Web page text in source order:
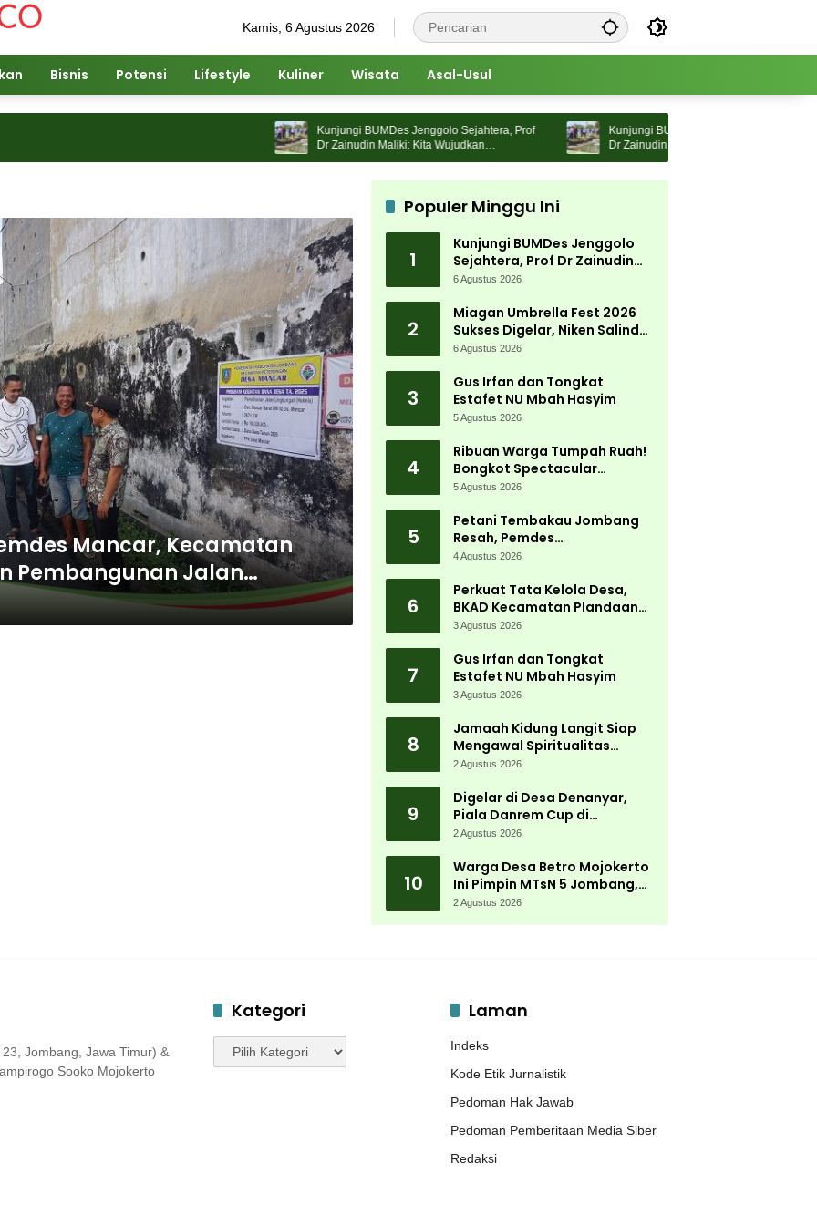
Kamis, 6 Agustus 2026
Bisnis Potensi Lifestyle Kuliner Wisata Asal-Usul
Kunjungi BUMDes Jenggolo Sejahtera, Prof
Dr Zainudin Maliki: Kita Wujudkan
Kemandirian Ekonomi dengan Potensi Desa
Kunjungi BUMDes Jenggolo Sejahtera, Prof
Dr Zainudin Maliki: Kita Wujudkan
Kemandirian Ekonomi dengan Potensi Desa
Mancar, Kecamatan
Pembangunan Jalan
Populer Minggu Ini
1
Kunjungi BUMDes Jenggolo
Sejahtera, Prof Dr Zainudin
Maliki: Kita Wujudkan
Potensi Desa
6 Agustus 2026
2
Miagan Umbrella Fest 2026
Sukses Digelar, Niken Salindry
Jadi Magnet Ribuan
6 Agustus 2026
3
Gus Irfan dan Tongkat
Estafet NU Mbah Hasyim
5 Agustus 2026
4
Ribuan Warga Tumpah Ruah!
Bongkot Spectacular
Carnival 2026 Jadi Pesta
Peterongan
5 Agustus 2026
5
Petani Tembakau Jombang
Resah, Pemdes
Tanjungwadung dan Disperta
4 Agustus 2026
6
Perkuat Tata Kelola Desa,
BKAD Kecamatan Plandaan
Gelar Pelatihan Aparatur
3 Agustus 2026
7
Gus Irfan dan Tongkat
Estafet NU Mbah Hasyim
3 Agustus 2026
8
Jamaah Kidung Langit Siap
Mengawal Spiritualitas
Muktamar NU
2 Agustus 2026
9
Digelar di Desa Denanyar,
Piala Danrem Cup di
Jombang Fokus Cetak Bibit
2 Agustus 2026
10
Warga Desa Betro Mojokerto
Ini Pimpin MTsN 5 Jombang,
Kembali Mengabdi di
2 Agustus 2026
Jombang, Jawa Timur) &
Sooko Mojokerto
Kategori
Kategori
Laman
Indeks
Kode Etik Jurnalistik
Pedoman Hak Jawab
Pedoman Pemberitaan Media Siber
Redaksi